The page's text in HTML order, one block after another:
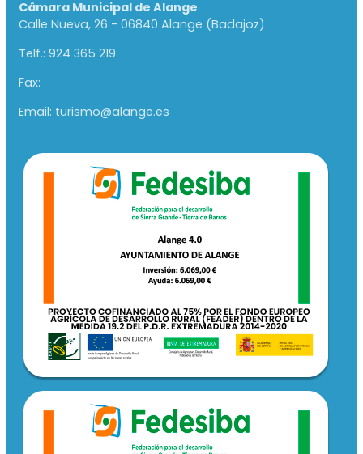
Câmara Municipal de Alange
Calle Nueva, 26 - 06840 Alange (Badajoz)
Telf.: 924 365 219
Fax:
Email: turismo@alange.es